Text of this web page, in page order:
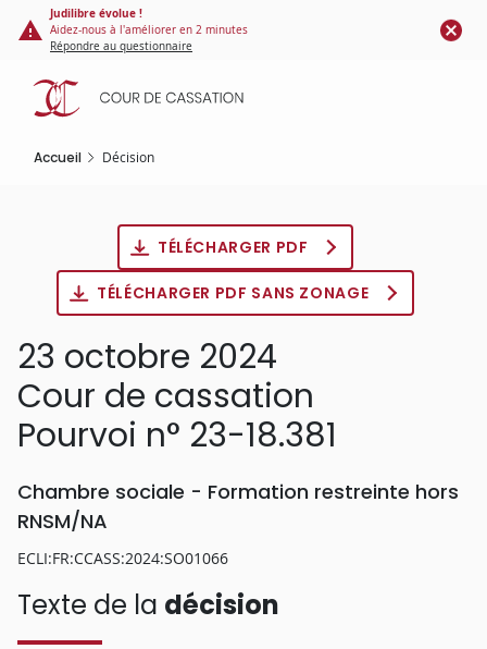
Panneau de gestion des cookies
contenu
principal
Judilibre évolue !
Aidez-nous à l'améliorer en 2 minutes
Répondre au questionnaire
Accueil Décision
TÉLÉCHARGER PDF
TÉLÉCHARGER PDF SANS ZONAGE
23 octobre 2024
Cour de cassation
Pourvoi n° 23-18.381
Chambre sociale - Formation restreinte hors
RNSM/NA
ECLI:FR:CCASS:2024:SO01066
Texte de la décision